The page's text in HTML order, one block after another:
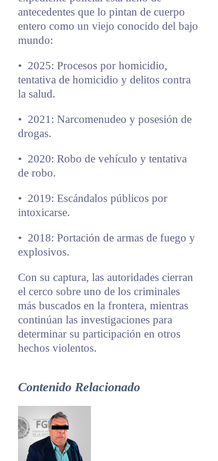
antecedentes que lo pintan de cuerpo
entero como un viejo conocido del bajo
mundo:
•⁠ ⁠2025: Procesos por homicidio,
tentativa de homicidio y delitos contra
la salud.
•⁠ ⁠2021: Narcomenudeo y posesión de
drogas.
•⁠ ⁠2020: Robo de vehículo y tentativa
de robo.
•⁠ ⁠2019: Escándalos públicos por
intoxicarse.
•⁠ ⁠2018: Portación de armas de fuego y
explosivos.
Con su captura, las autoridades cierran
el cerco sobre uno de los criminales
más buscados en la frontera, mientras
continúan las investigaciones para
determinar su participación en otros
hechos violentos.
Contenido Relacionado